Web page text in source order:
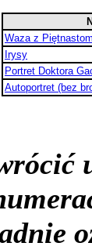
Waza z
Irysy
Portret Doktora
Autoportret (bez